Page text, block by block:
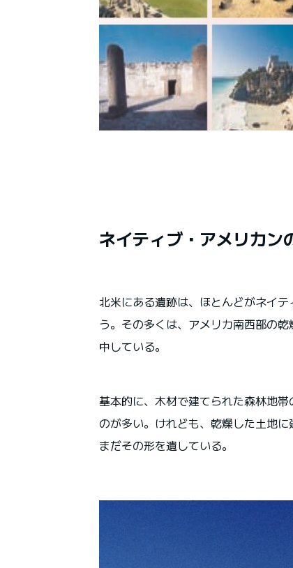
ネイティブ・アメリカン
北米にある遺跡は、ほとんどがネイ
う。その多くは、アメリカ南西部の
中している。
基本的に、木材で建てられた森林地
のが多い。けれども、乾燥した土地
まだその形を遺している。